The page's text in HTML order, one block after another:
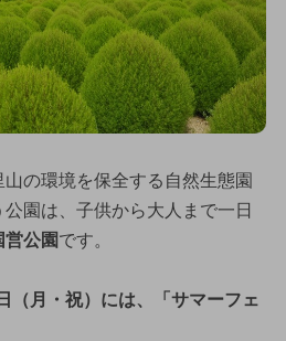
の環境を保全する自然生態園
園は、子供から大人まで一日
営公園です。
（月・祝）には、「サマーフェ